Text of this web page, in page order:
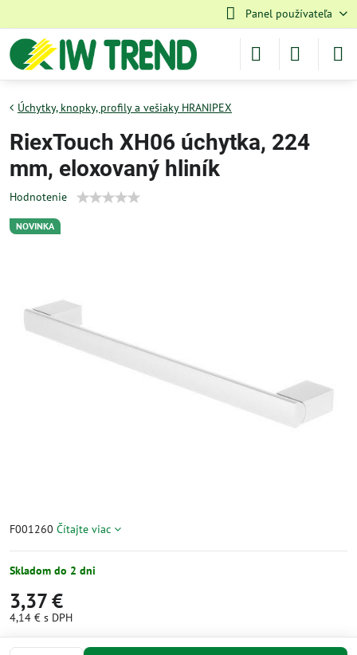
Panel používateľa
NOVINKA
Úchytky, knopky, profily a vešiaky HRANIPEX
RiexTouch XH06 úchytka, 224
mm, eloxovaný hliník
Hodnotenie
F001260 Čítajte viac
Skladom do 2 dni
3,37 €
4,14 € s DPH